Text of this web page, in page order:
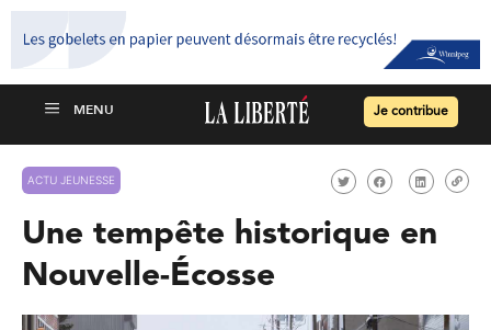
Je contribue
ACTU JEUNESSE
Une tempête historique en
Nouvelle-Écosse